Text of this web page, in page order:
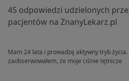
45 odpowiedzi udzielonych
pacjentów na ZnanyLekarz.pl
Mam 24 lata i prowadzę aktywny tryb
zaobserwowałem, że moje ciśnie tętnicze